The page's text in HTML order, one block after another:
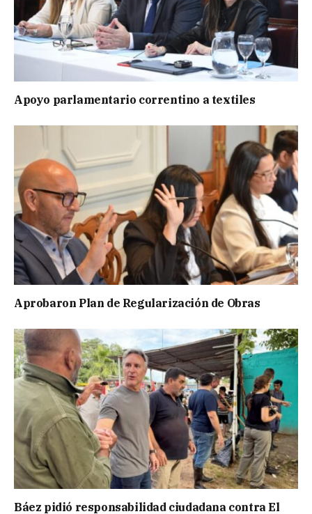
Apoyo parlamentario correntino a textiles
Aprobaron Plan de Regularización de Obras
Báez pidió responsabilidad ciudadana contra El